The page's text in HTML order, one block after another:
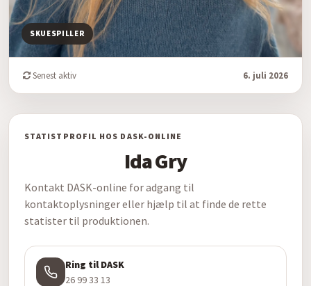
SKUESPILLER
Senest aktiv 6. juli 2026
STATISTPROFIL HOS DASK-ONLINE
Ida Gry
Kontakt DASK-online for adgang til
kontaktoplysninger eller hjælp til at finde de rette
statister til produktionen.
Ring til DASK
26 99 33 13